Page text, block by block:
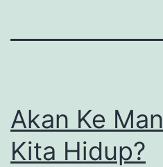
Akan Ke
Kita Hidup?